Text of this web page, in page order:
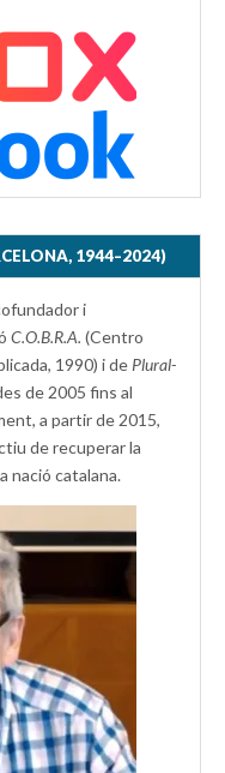
1944–2024)
i
C.O.B.R.A. (Centro
1990) i de Plural-
de 2005 fins al
a partir de 2015,
de recuperar la
nació catalana.